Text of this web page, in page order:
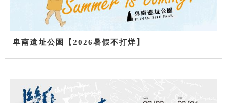
卑南遺址公園【2026暑假不打烊】